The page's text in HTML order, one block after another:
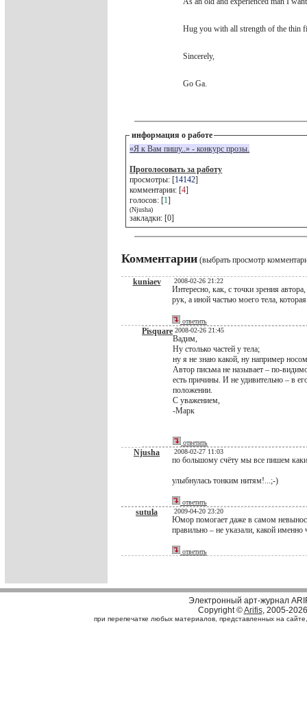
Hug you with all strength of the thin
Sincerely,
Go Ga.
информация о работе
«Я к Вам пишу..» - конкурс прозы.
Проголосовать за работу
просмотры: [14142]
комментарии: [4]
голосов: [1]
(Njusha)
закладки: [0]
Комментарии (выбрать просмотр
kuniaev 2008-02-26 21:22
Интересно, как, с точки зрения
рук, а иной частью моего тела,
ответить
Pisquare 2008-02-26 21:45
Вадим,
Ну столько частей у тела;
ну я не знаю какой, ну например
Автор письма не называет – по-
есть причины. И не удивительно – в
положении.
С уважением,
-Марк
ответить
Njusha 2008-02-27 11:03
по большому счёту мы все пишем
улыбнулась тонким нитям!...;-)
ответить
sutula 2009-04-20 23:20
Юмор помогает даже в самом
правильно – не указали, какой именно
ответить
Электронный арт-журнал
Copyright ©Arifis, 2005-2026
при перепечатке любых материалов, представленных на